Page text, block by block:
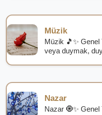
Müzik
Müzik 🎵✨
veya duymak,
Nazar
Nazar 🧿✨